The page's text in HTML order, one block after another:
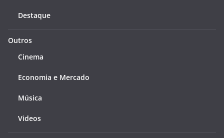
Destaque
Outros
Cinema
Economia e Mercado
Música
Videos